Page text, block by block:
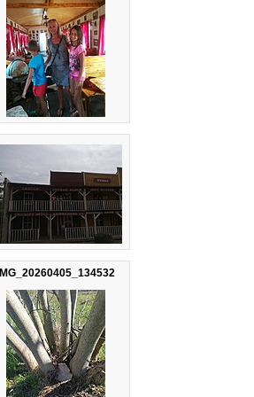
IMG_20260405_134532